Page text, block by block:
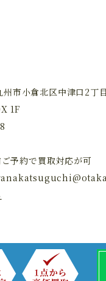
市小倉北区中津口2丁
1F
予約で買取対応が可